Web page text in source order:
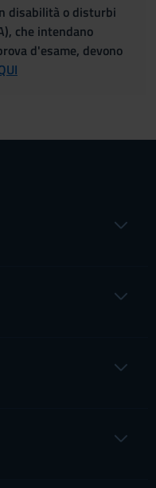
disabilità o disturbi
che intendano
d'esame, devono